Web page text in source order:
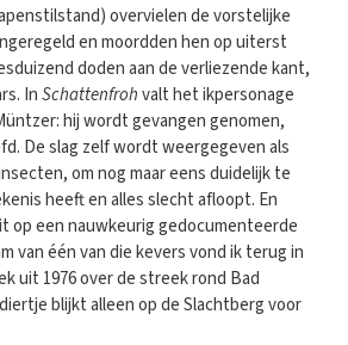
overvielen de vorstelijke
en moordden hen op uiterst
doden aan de verliezende kant,
InSchattenfrohvalt het ikpersonage
hij wordt gevangen genomen,
De slag zelf wordt weergegeven als
om nog maar eens duidelijk te
heeft en alles slecht afloopt. En
op een nauwkeurig gedocumenteerde
van één van die kevers vond ik terug in
uit 1976 over de streek rond Bad
blijkt alleen op de Slachtberg voor